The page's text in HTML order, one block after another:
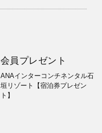
会員プレゼント
ANAインターコンチネンタル石
垣リゾート【宿泊券プレゼン
ト】